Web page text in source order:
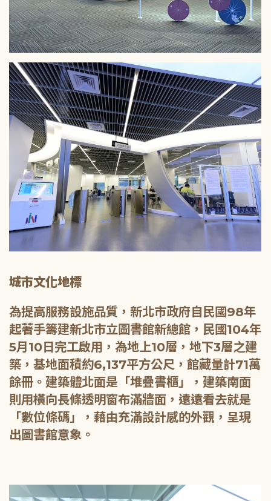
城市文化地標
為提高服務設施品質，新北市政府自民國98年
起著手籌建新北市立圖書館新總館，民國104年
5月10日完工啟用，為地上10層，地下3層之建
築，基地面積約6,137平方公尺，館藏量計71萬
餘冊。建築體北面是「堆疊書櫃」，建築南面
則用橫向長條透明窗布滿牆面，遠遠看去就是
「數位條碼」，藉由充滿設計感的外觀，呈現
出圖書館意象。